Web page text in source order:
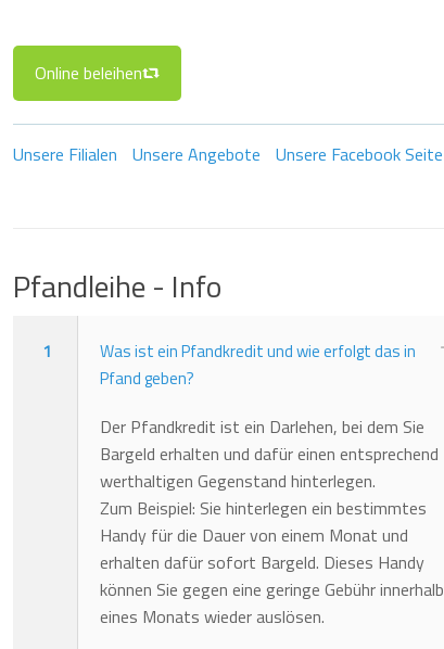
Online beleihen
Unsere Filialen Unsere Angebote Unsere Facebook Seite
Pfandleihe - Info
1
Was ist ein Pfandkredit und wie erfolgt das in
Pfand geben?
Der Pfandkredit ist ein Darlehen, bei dem Sie
Bargeld erhalten und dafür einen entsprechend
werthaltigen Gegenstand hinterlegen.
Zum Beispiel: Sie hinterlegen ein bestimmtes
Handy für die Dauer von einem Monat und
erhalten dafür sofort Bargeld. Dieses Handy
können Sie gegen eine geringe Gebühr innerhalb
eines Monats wieder auslösen.